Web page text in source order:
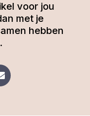
voor jou
met je
hebben